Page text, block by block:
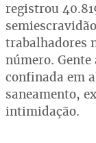
registrou
trabalhadores
número.
confinada em
saneamento,
intimidação.